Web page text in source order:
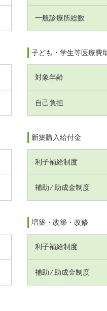
一般診療所総数
子ども・学生等医療費
対象年齢
自己負担
新築購入給付金
利子補給制度
補助 ⁄ 助成金制度
増築・改築・改修
利子補給制度
補助 ⁄ 助成金制度